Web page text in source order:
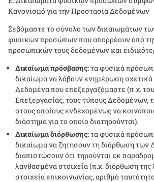
Κανονισμό για την Προστασία Δεδομένων
Σεβόμαστε το σύνολο των δικαιωμάτων
φυσικών προσώπων που απορρέουν από
προσωπικών τους δεδομένων και
Δικαίωμα πρόσβασης:τα φυσικά
δικαίωμα να λάβουν ενημέρωση
Δεδομένα που επεξεργαζόμαστε (π.χ.
Επεξεργασίας, τους τύπους Δεδομένων,
στους οποίους ενδεχομένως να
διάστημα για το οποίο διατηρούνται).
Δικαίωμα διόρθωσης:τα φυσικά
δικαίωμα να ζητήσουν τη διόρθωση των
διαπιστώσουν ότι τηρούνται εκ
λανθασμένα στοιχεία (π.χ. διόρθωση της
στοιχεία επικοινωνίας, αριθμό